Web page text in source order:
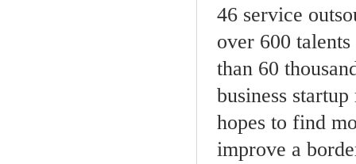
46 service
over 600
than 60
business
hopes to find
improve a